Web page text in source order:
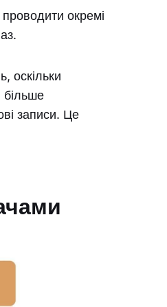
окремі
оскільки
більше
записи. Це